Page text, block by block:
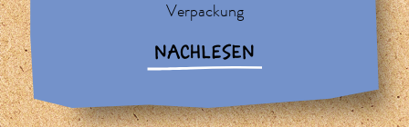
Verpackung
NACHLESEN